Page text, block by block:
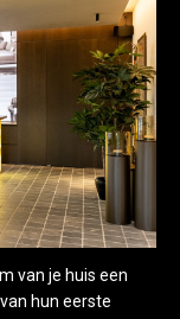
van je huis een
hun eerste